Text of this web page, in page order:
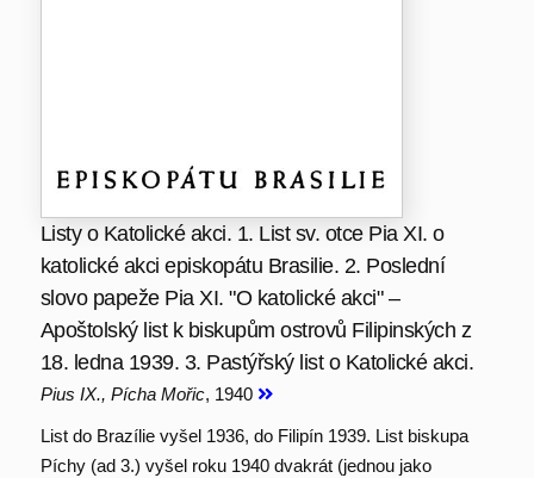
Listy o Katolické akci. 1. List sv. otce Pia XI. o
katolické akci episkopátu Brasilie. 2. Poslední
slovo papeže Pia XI. "O katolické akci" –
Apoštolský list k biskupům ostrovů Filipinských z
18. ledna 1939. 3. Pastýřský list o Katolické akci.
Pius IX., Pícha Mořic, 1940
List do Brazílie vyšel 1936, do Filipín 1939. List biskupa
Píchy (ad 3.) vyšel roku 1940 dvakrát (jednou jako